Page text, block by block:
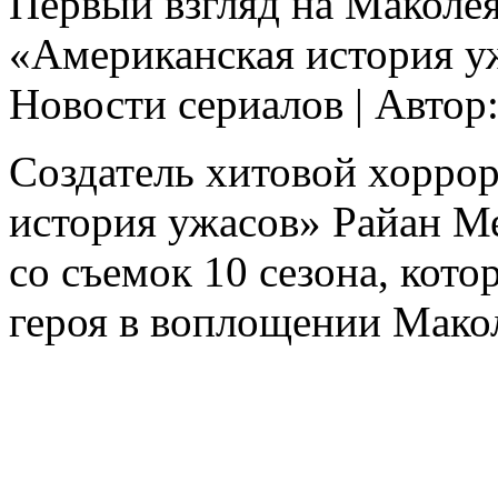
«Американская история
Новости сериалов |
Создатель хитовой
история ужасов» Райан
со съемок 10 сезона,
героя в воплощении